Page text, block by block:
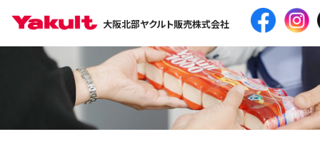
大阪北部ヤクルト販売株式会社